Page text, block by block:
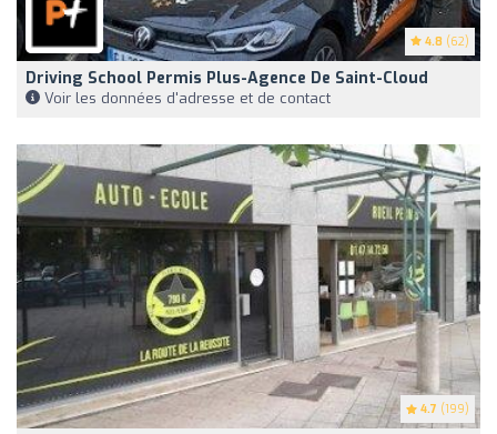
4.8 (62)
Driving School Permis Plus-Agence De Saint-Cloud
Voir les données d'adresse et de contact
4.7 (199)